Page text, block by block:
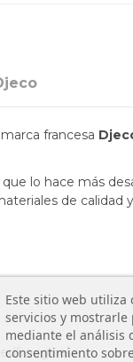
francesa
lo hace más
de
original
Este sitio web utiliza
servicios y
mediante el análisis
consentimiento